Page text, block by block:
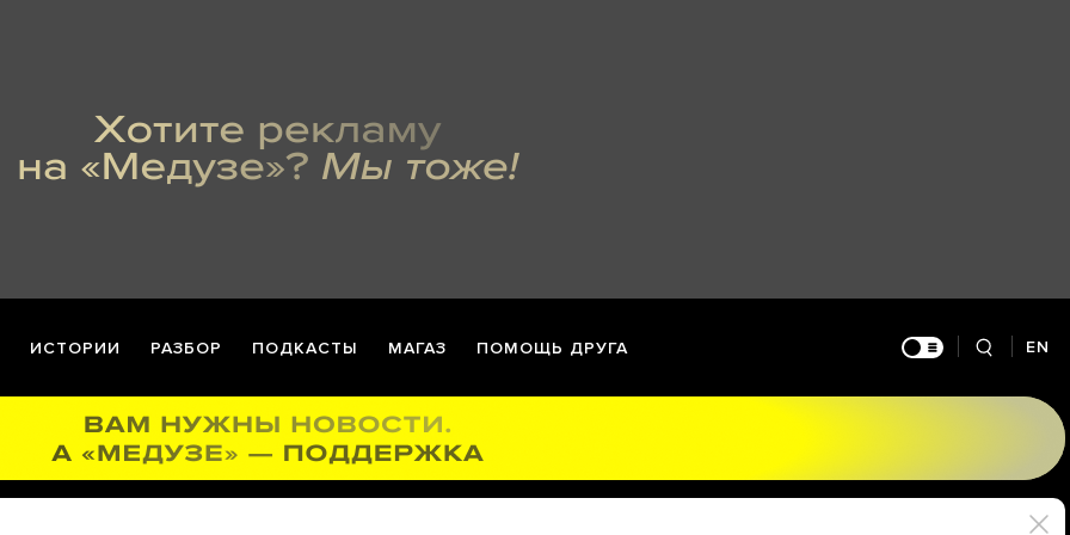
ИСТОРИИ РАЗБОР ПОДКАСТЫ МАГАЗ ПОМОЩЬ ДРУГА EN